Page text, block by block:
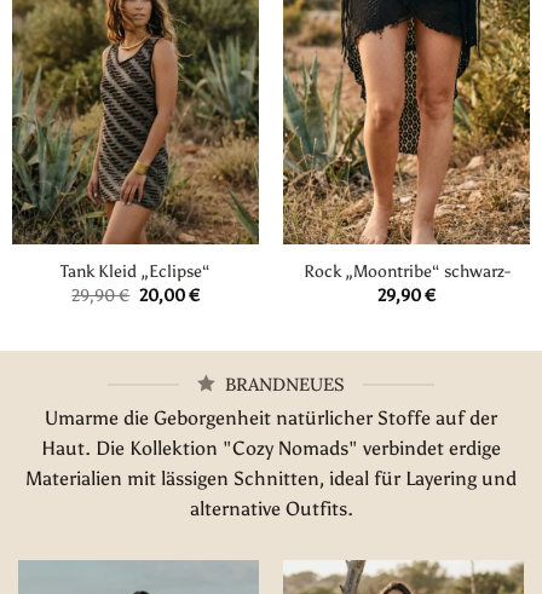
Tank Kleid „Eclipse“
29,90€ Ursprünglicher
Preis
20,00€Aktueller
Rock „Moontribe“ schwarz-
29,90€
BRANDNEUES
Umarme die Geborgenheit natürlicher Stoffe auf der
Haut. Die Kollektion "Cozy Nomads" verbindet erdige
Materialien mit lässigen Schnitten, ideal für Layering und
alternative Outfits.